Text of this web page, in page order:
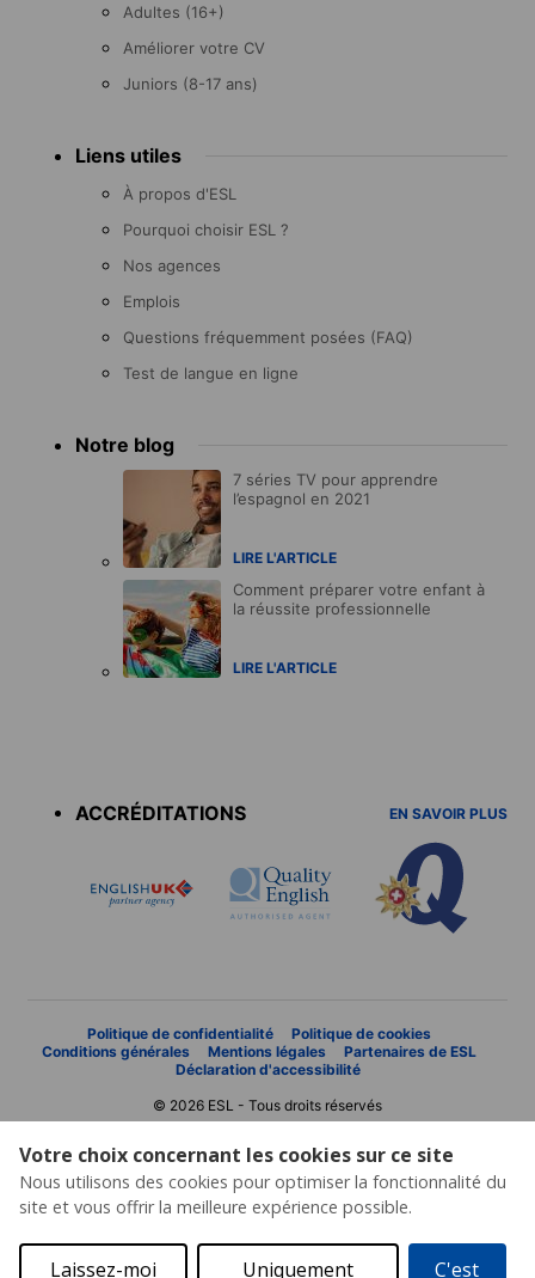
Votre choix concernant les cookies sur ce site
Nous utilisons des cookies pour optimiser la fonctionnalité du
site et vous offrir la meilleure expérience possible.
C'est
Uniquement
Laissez-moi
Adultes (16+)
Améliorer votre CV
Juniors (8-17 ans)
Liens utiles
À propos d'ESL
Pourquoi choisir ESL ?
Nos agences
Emplois
Questions fréquemment posées (FAQ)
Test de langue en ligne
Notre blog
7 séries TV pour apprendre
l’espagnol en 2021
LIRE L'ARTICLE
Comment préparer votre enfant à
la réussite professionnelle
LIRE L'ARTICLE
ACCRÉDITATIONS
EN SAVOIR PLUS
Politique de confidentialité
Politique de cookies
Conditions générales
Mentions légales
Partenaires de ESL
Déclaration d'accessibilité
© 2026 ESL - Tous droits réservés